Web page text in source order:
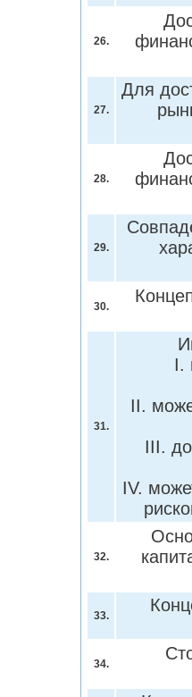
26.
27.
Для
28.
29.
30.
31.
I.
II.
III.
IV.
32.
33.
34.